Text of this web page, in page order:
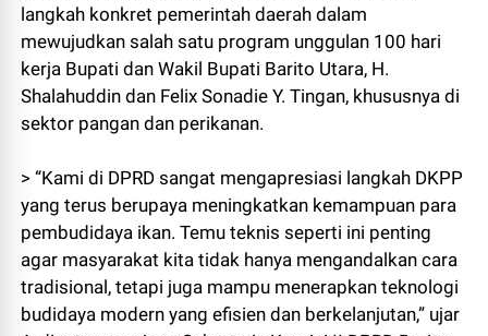
langkah konkret pemerintah daerah dalam
mewujudkan salah satu program unggulan 100 hari
kerja Bupati dan Wakil Bupati Barito Utara, H.
Shalahuddin dan Felix Sonadie Y. Tingan, khususnya di
sektor pangan dan perikanan.
> “Kami di DPRD sangat mengapresiasi langkah DKPP
yang terus berupaya meningkatkan kemampuan para
pembudidaya ikan. Temu teknis seperti ini penting
agar masyarakat kita tidak hanya mengandalkan cara
tradisional, tetapi juga mampu menerapkan teknologi
budidaya modern yang efisien dan berkelanjutan,” ujar